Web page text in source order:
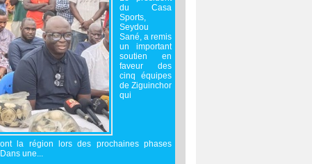
du Casa
Sports,
Seydou
Sané, a remis
un important
soutien en
faveur des
cinq équipes
de Ziguinchor
qui
la région lors des prochaines phases
une...